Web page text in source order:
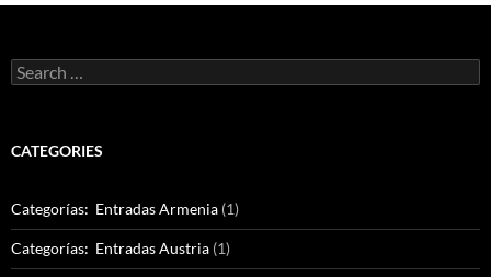
Search
for:
CATEGORIES
Categorías: Entradas Armenia (1)
Categorías: Entradas Austria (1)